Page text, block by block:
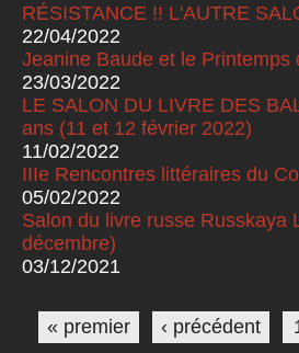
RÉSISTANCE !! L'AUTRE
22/04/2022
Jeanine Baude et le Printemps
23/03/2022
LE SALON DU LIVRE DES
ans (11 et 12 février 2022)
11/02/2022
IIIe Rencontres littéraires du
05/02/2022
Salon du livre russe Russkaya
décembre)
03/12/2021
Pages
« premier ‹ précédent